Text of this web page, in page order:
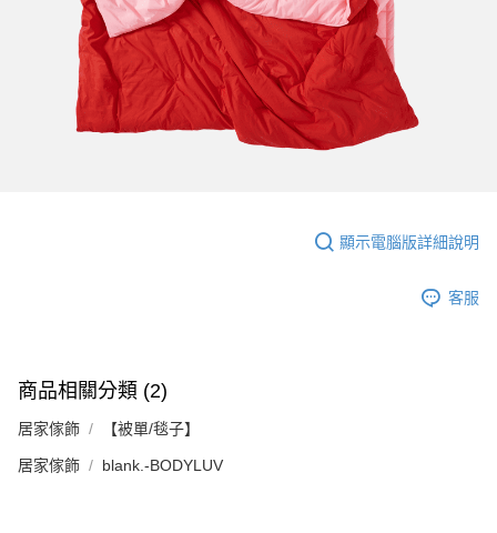
顯示電腦版詳細說明
客服
商品相關分類 (2)
居家傢飾 【被單/毯子】
居家傢飾 blank.-BODYLUV